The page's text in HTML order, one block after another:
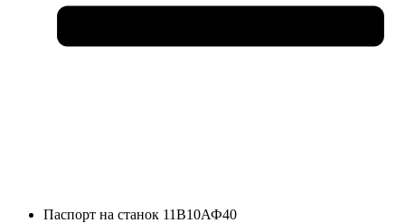
Паспорт на станок 11В10АФ40